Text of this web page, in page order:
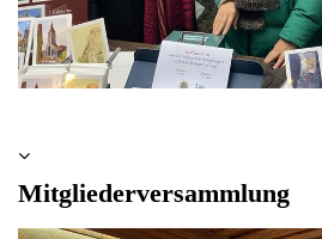
Mitgliederversammlung